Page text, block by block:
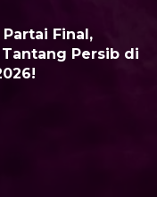
Final,
Tantang Persib di